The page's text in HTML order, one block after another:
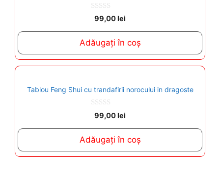
0
u
o
5
99,00lei
Adăugați în coș
Tablou Feng Shui cu trandafirii norocului in dragoste
0
o
5
99,00lei
Adăugați în coș